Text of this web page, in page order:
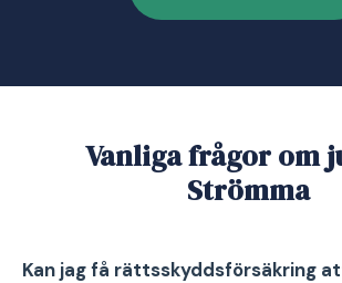
Vanliga frågor om
Strömma
Kan jag få rättsskyddsförsäkring